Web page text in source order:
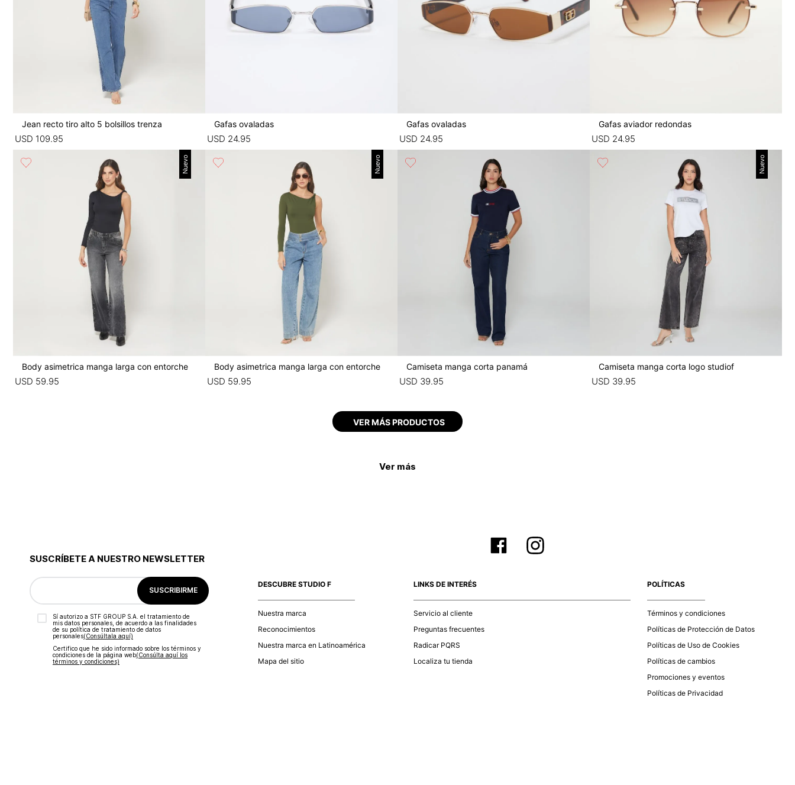
Jean recto tiro alto 5 bolsillos trenza
USD 109.95
Gafas ovaladas
USD 24.95
Gafas ovaladas
USD 24.95
Gafas aviador redondas
USD 24.95
Nuevo
Body asimetrica manga larga con entorche
USD 59.95
Nuevo
Body asimetrica manga larga con entorche
USD 59.95
Camiseta manga corta panamá
USD 39.95
Nuevo
Camiseta manga corta logo studiof
USD 39.95
Ver más
SUSCRÍBETE A NUESTRO NEWSLETTER
SUSCRIBIRME
Sí autorizo a STF GROUP S.A. el tratamiento de
mis datos personales, de acuerdo a las finalidades
de su política de tratamiento de datos
personales‎(Consúltala aquí)
Certifico que he sido informado sobre los términos y
condiciones de la página web‎(Consúlta aquí los
términos y condiciones)
DESCUBRE STUDIO F
Nuestra marca
Reconocimientos
Nuestra marca en Latinoamérica
Mapa del sitio
LINKS DE INTERÉS
Servicio al cliente
Preguntas frecuentes
Radicar PQRS
Localiza tu tienda
POLÍTICAS
Términos y condiciones
Políticas de Protección de Datos
Políticas de Uso de Cookies
Políticas de cambios
Promociones y eventos
Políticas de Privacidad